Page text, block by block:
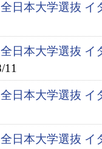
全日本大学選抜
全日本大学選抜
11
全日本大学選抜
全日本大学選抜